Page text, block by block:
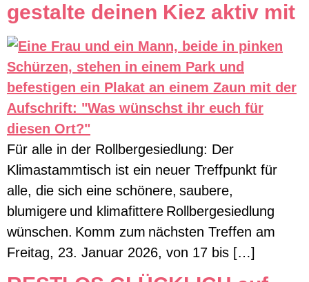
gestalte deinen Kiez aktiv mit
Für alle in der Rollbergesiedlung: Der
Klimastammtisch ist ein neuer Treffpunkt für
alle, die sich eine schönere, saubere,
blumigere und klimafittere Rollbergesiedlung
wünschen. Komm zum nächsten Treffen am
Freitag, 23. Januar 2026, von 17 bis […]